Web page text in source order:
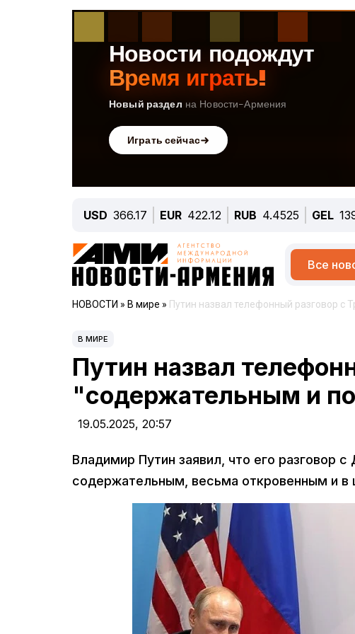
USD 366.17 EUR 422.12 RUB 4.4525 GEL
Все
НОВОСТИ » В мире » Путин назвал телефонный разговор
В МИРЕ
Путин назвал
"содержательным и
19.05.2025, 20:57
Владимир Путин заявил, что его разговор
содержательным, весьма откровенным и